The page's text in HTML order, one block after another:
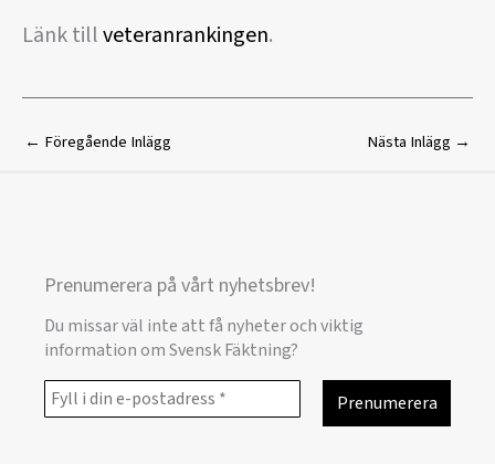
Länk tillveteranrankingen.
← Föregående Inlägg Nästa Inlägg →
Prenumerera på vårt nyhetsbrev!
Du missar väl inte att få nyheter och viktig
information om Svensk Fäktning?